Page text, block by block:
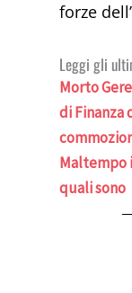
forze
Leggi gli
Morto
di Finanza
Maltempo
quali sono